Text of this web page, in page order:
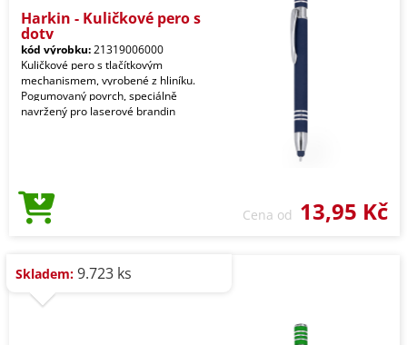
Harkin - Kuličkové pero s
doty
kód výrobku:21319006000
Kuličkové pero s tlačítkovým
mechanismem, vyrobené z hliníku.
Pogumovaný povrch, speciálně
navržený pro laserové brandin
Cena od 13,95 Kč
Skladem: 9.723 ks